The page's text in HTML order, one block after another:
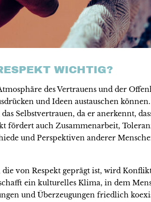
WICHTIG?
des Vertrauens und der
und Ideen austauschen
Selbstvertrauen, da er anerkennt,
fördert auch Zusammenarbeit,
und Perspektiven anderer
die von Respekt geprägt ist, wird
ein kulturelles Klima, in dem
und Überzeugungen friedlich